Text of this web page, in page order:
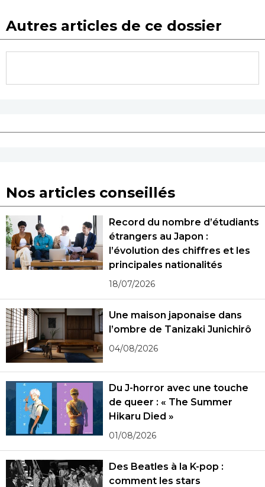
Autres articles de ce dossier
Nos articles conseillés
Record du nombre d’étudiants
étrangers au Japon :
l’évolution des chiffres et les
principales nationalités
18/07/2026
Une maison japonaise dans
l’ombre de Tanizaki Junichirô
04/08/2026
Du J-horror avec une touche
de queer : « The Summer
Hikaru Died »
01/08/2026
Des Beatles à la K-pop :
comment les stars